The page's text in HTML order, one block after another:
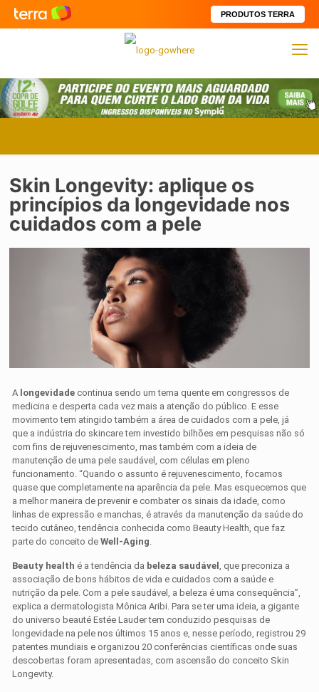
PRODUTOS TERRA
Skin Longevity: aplique os
princípios da longevidade nos
cuidados com a pele
A longevidade continua sendo um tema quente em congressos de
medicina e desperta cada vez mais a atenção do público. E esse
movimento tem atingido também a área de cuidados com a pele, já
que a indústria do skincare tem investido bilhões em pesquisas não só
com fins de rejuvenescimento, mas também com a ideia de
manutenção de uma pele saudável, com células em pleno
funcionamento. “Quando o assunto é rejuvenescimento, focamos
quase que completamente na aparência da pele. Mas esquecemos que
a melhor maneira de prevenir e combater os sinais da idade, como
linhas de expressão e manchas, é através da manutenção da saúde do
tecido cutâneo, tendência conhecida como Beauty Health, que faz
parte do conceito deWell-Aging.
Beauty healthé a tendência da beleza saudável, que preconiza a
associação de bons hábitos de vida e cuidados com a saúde e
nutrição da pele. Com a pele saudável, a beleza é uma consequência”,
explica a dermatologista Mônica Aribi. Para se ter uma ideia, a gigante
do universo beauté Estée Lauder tem conduzido pesquisas de
longevidade na pele nos últimos 15 anos e, nesse período, registrou 29
patentes mundiais e organizou 20 conferências científicas onde suas
descobertas foram apresentadas, com ascensão do conceito Skin
Longevity.